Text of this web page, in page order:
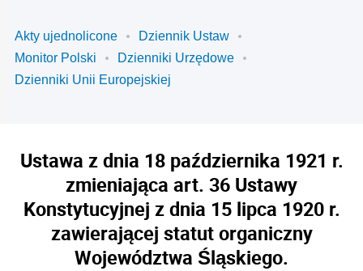
Akty ujednolicone
Dziennik Ustaw
Monitor Polski
Dzienniki Urzędowe
Dzienniki Unii Europejskiej
Ustawa z dnia 18 października 1921 r.
zmieniająca art. 36 Ustawy
Konstytucyjnej z dnia 15 lipca 1920 r.
zawierającej statut organiczny
Województwa Śląskiego.